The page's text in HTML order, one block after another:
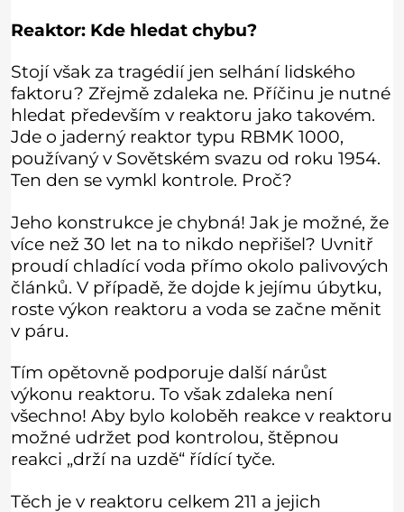
Reaktor: Kde hledat chybu?
Stojí však za tragédií jen selhání lidského
faktoru? Zřejmě zdaleka ne. Příčinu je nutné
hledat především v reaktoru jako takovém.
Jde o jaderný reaktor typu RBMK 1000,
používaný v Sovětském svazu od roku 1954.
Ten den se vymkl kontrole. Proč?
Jeho konstrukce je chybná! Jak je možné, že
více než 30 let na to nikdo nepřišel? Uvnitř
proudí chladící voda přímo okolo palivových
článků. V případě, že dojde k jejímu úbytku,
roste výkon reaktoru a voda se začne měnit
v páru.
Tím opětovně podporuje další nárůst
výkonu reaktoru. To však zdaleka není
všechno! Aby bylo koloběh reakce v reaktoru
možné udržet pod kontrolou, štěpnou
reakci „drží na uzdě“ řídící tyče.
Těch je v reaktoru celkem 211 a jejich